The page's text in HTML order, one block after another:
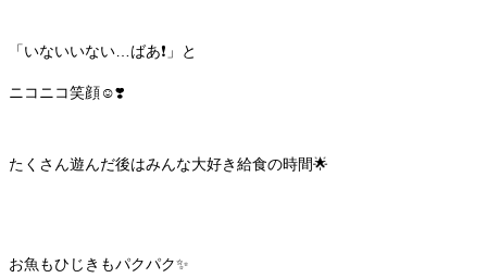
「いないいない…ばあ❗️」と
ニコニコ笑顔☺️❣️
たくさん遊んだ後はみんな大好き給食の時間🌟
お魚もひじきもパクパク✨